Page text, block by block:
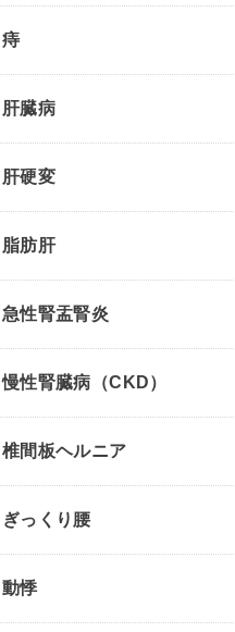
痔
肝臓病
肝硬変
脂肪肝
急性腎盂腎炎
慢性腎臓病（CKD）
椎間板ヘルニア
ぎっくり腰
動悸